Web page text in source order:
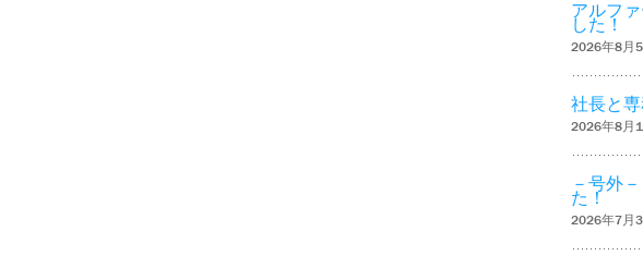
アルフ
した！
2026年8月
社長と
2026年8月
－号外
た！
2026年7月